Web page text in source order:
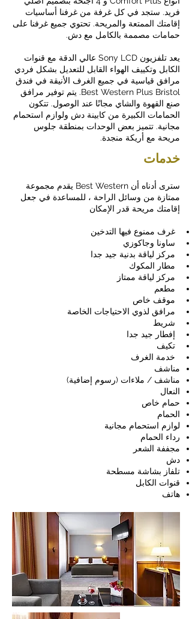
فريد. ستجد في كل غرفة من غرفنا أساسيات
إقامتك الممتعة والمريحة. تحتوي جميع غرفنا على
حمامات مصممة بالكامل مع دش.
يعد تلفزيون Sony LCD عالي الدقة مع قنوات
الكابل وتكييف الهواء القابل للتعديل بشكل فردي
مرافق قياسية في جميع الغرف الأنيقة في فندق
Best Western Plus Bristol. يتم توفير مرافق
صنع القهوة والشاي مجانًا عند الوصول. تتكون
الحمامات الكبيرة من كابينة دش ولوازم استحمام
مجانية. تتميز بعض الوحدات بمنطقة جلوس
مريحة مع أريكة منجدة.
خدمات
سترى أدناه أن Best Western يقدم مجموعة
ممتازة من وسائل الراحة ، للمساعدة في جعل
إقامتك مريحة قدر الإمكان
غرف ممنوع فيها التدخين
ساونا وجاكوزي
مركز لياقة بدنية جيد جدا
مطار المكوك
مركز لياقة ممتاز
مطعم
موقف خاص
مرافق لذوي الاحتياجات الخاصة
شريط
إفطار جيد جدا
تكيف
خدمة الغرف
مناشف
مناشف / ملاءات (رسوم إضافية)
النعال
حمام خاص
الحمام
لوازم استحمام مجانية
رداء الحمام
مجففة الشعر
دش
تلفاز بشاشة مسطحة
قنوات الكابل
هاتف